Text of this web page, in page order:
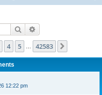
Search
4 5 42583
12:22 pm